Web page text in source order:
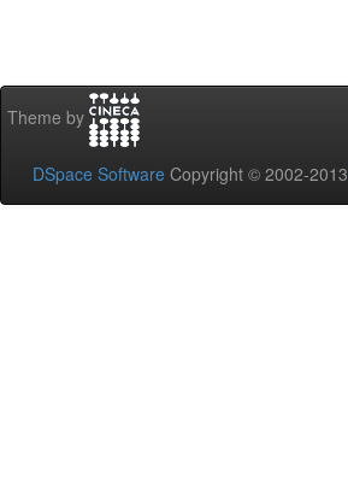
Theme by
DSpace Software Copyright © 2002-2013